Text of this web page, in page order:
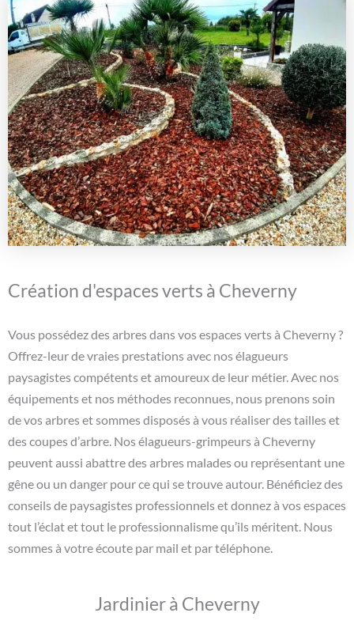
Création d'espaces verts à Cheverny
Vous possédez des arbres dans vos espaces verts à Cheverny ?
Offrez-leur de vraies prestations avec nos élagueurs
paysagistes compétents et amoureux de leur métier. Avec nos
équipements et nos méthodes reconnues, nous prenons soin
de vos arbres et sommes disposés à vous réaliser des tailles et
des coupes d’arbre. Nos élagueurs-grimpeurs à Cheverny
peuvent aussi abattre des arbres malades ou représentant une
gêne ou un danger pour ce qui se trouve autour. Bénéficiez des
conseils de paysagistes professionnels et donnez à vos espaces
tout l’éclat et tout le professionnalisme qu’ils méritent. Nous
sommes à votre écoute par mail et par téléphone.
Jardinier à Cheverny